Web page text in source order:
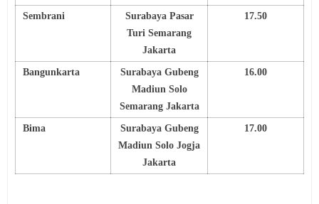
Sembrani
Surabaya Pasar
Turi Semarang
Jakarta
17.50
Bangunkarta
Surabaya Gubeng
Madiun Solo
Semarang Jakarta
16.00
Bima
Surabaya Gubeng
Madiun Solo Jogja
Jakarta
17.00